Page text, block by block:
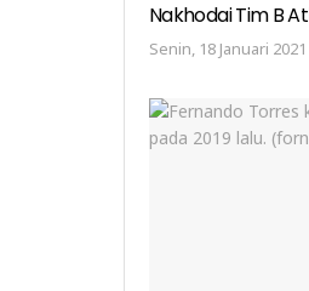
Nakhodai Tim B
Senin, 18 Januari